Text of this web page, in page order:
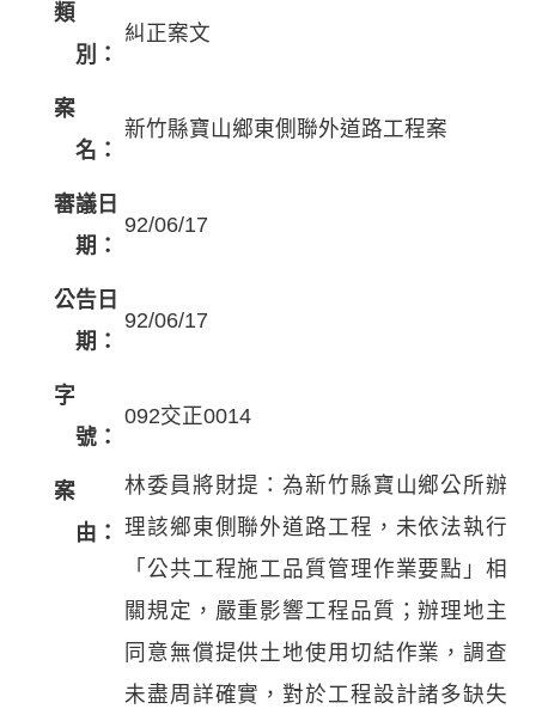
類
別：
糾正案文
案
名：
新竹縣寶山鄉東側聯外道路工程案
審議日
期：
92/06/17
公告日
期：
92/06/17
字
號：
092交正0014
案
由：
林委員將財提：為新竹縣寶山鄉公所辦
理該鄉東側聯外道路工程，未依法執行
「公共工程施工品質管理作業要點」相
關規定，嚴重影響工程品質；辦理地主
同意無償提供土地使用切結作業，調查
未盡周詳確實，對於工程設計諸多缺失